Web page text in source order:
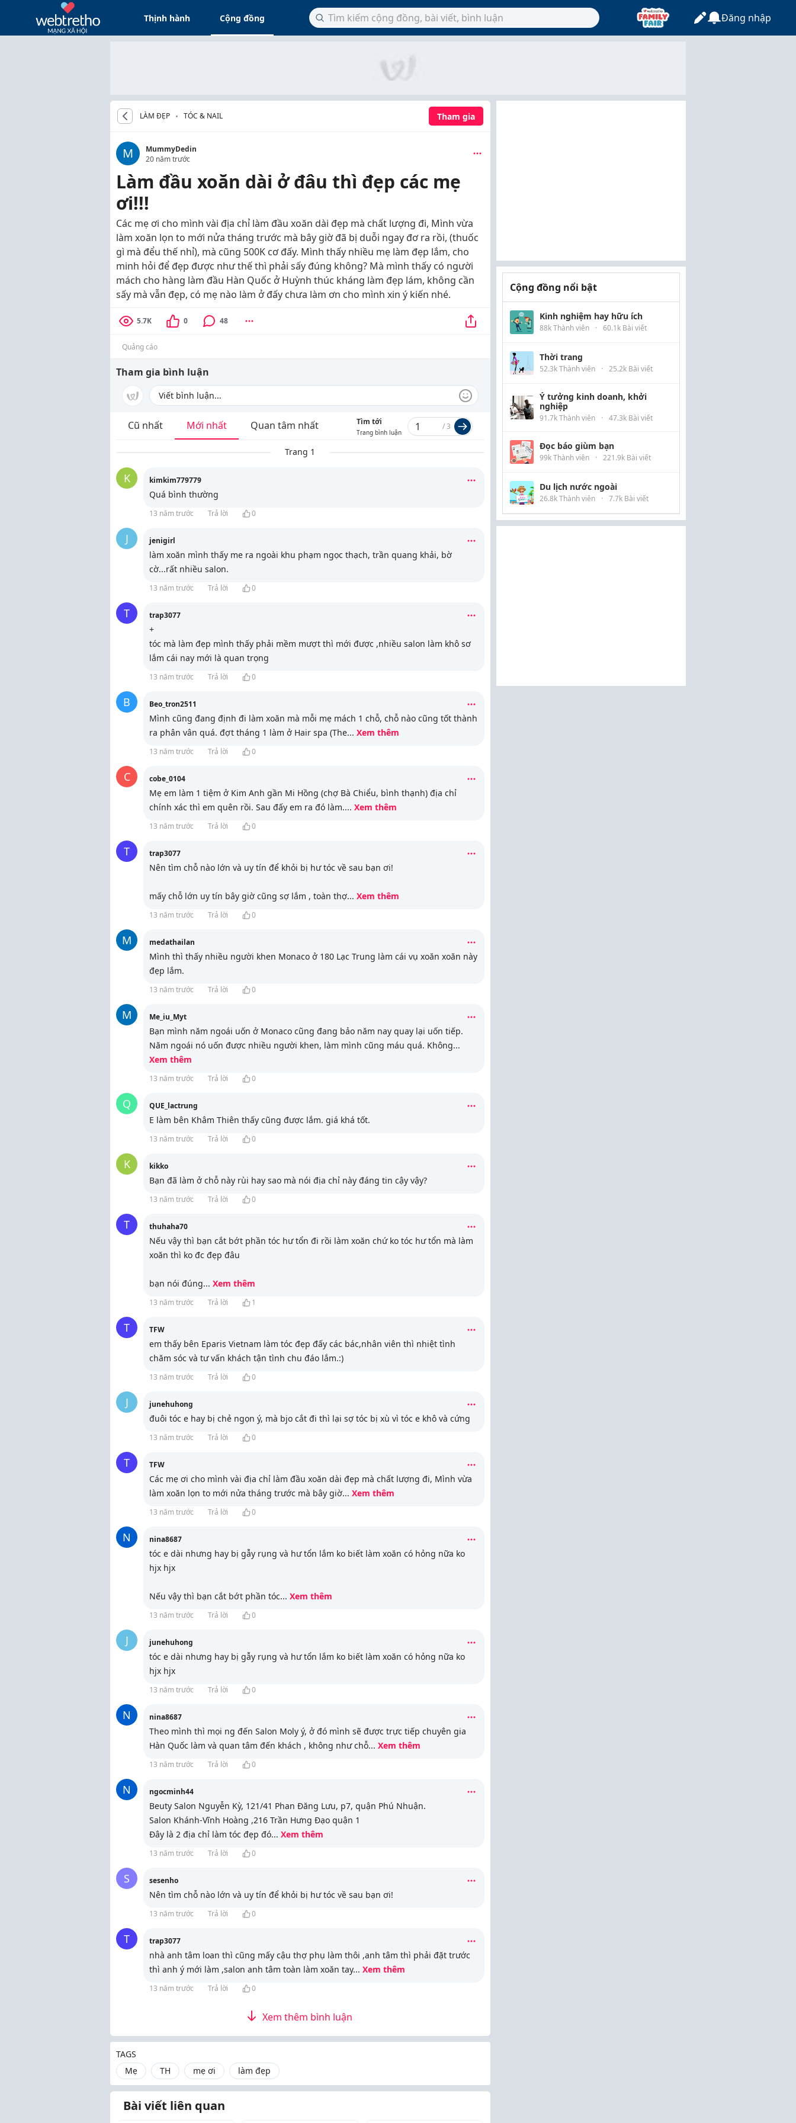
Thịnh hành Cộng đồng Đăng nhập
LÀM ĐẸP TÓC & NAIL Tham gia
M
MummyDedin
20 năm trước
Làm đầu xoăn dài ở đâu thì đẹp các mẹ
ơi!!!
Các mẹ ơi cho mình vài địa chỉ làm đầu xoăn dài đẹp mà chất lượng đi, Mình vừa
làm xoăn lọn to mới nửa tháng trước mà bây giờ đã bị duỗi ngay đơ ra rồi, (thuốc
gì mà đểu thế nhỉ), mà cũng 500K cơ đấy. Mình thấy nhiều mẹ làm đẹp lắm, cho
minh hỏi để đẹp được như thế thì phải sấy đúng không? Mà mình thấy có người
mách cho hàng làm đầu Hàn Quốc ở Huỳnh thúc kháng làm đẹp lám, không cần
sấy mà vẫn đẹp, có mẹ nào làm ở đấy chưa làm ơn cho mình xin ý kiến nhé.
5.7K 0 48
Quảng cáo
Tham gia bình luận
Cũ nhất Mới nhất Quan tâm nhất Tìm tới
Trang bình luận
/3
Trang 1
K kimkim779779
Quá bình thường
13 năm trước Trả lời 0
J jenigirl
làm xoăn mình thấy me ra ngoài khu phạm ngọc thạch, trần quang khải, bờ
cờ...rất nhiều salon.
13 năm trước Trả lời 0
T trap3077
+
tóc mà làm đẹp mình thấy phải mềm mượt thì mới được ,nhiều salon làm khô sơ
lắm cái nay mới là quan trọng
13 năm trước Trả lời 0
B Beo_tron2511
Mình cũng đang định đi làm xoăn mà mỗi mẹ mách 1 chỗ, chỗ nào cũng tốt thành
ra phân vân quá. đợt tháng 1 làm ở Hair spa (The... Xem thêm
13 năm trước Trả lời 0
C cobe_0104
Mẹ em làm 1 tiệm ở Kim Anh gần Mi Hồng (chợ Bà Chiểu, bình thạnh) địa chỉ
chính xác thì em quên rồi. Sau đấy em ra đó làm.... Xem thêm
13 năm trước Trả lời 0
T trap3077
Nên tìm chỗ nào lớn và uy tín để khỏi bị hư tóc về sau bạn ơi!
mấy chỗ lớn uy tín bây giờ cũng sợ lắm , toàn thợ... Xem thêm
13 năm trước Trả lời 0
M medathailan
Mình thì thấy nhiều người khen Monaco ở 180 Lạc Trung làm cái vụ xoăn xoăn này
đẹp lắm.
13 năm trước Trả lời 0
M Me_iu_Myt
Bạn mình năm ngoái uốn ở Monaco cũng đang bảo năm nay quay lại uốn tiếp.
Năm ngoái nó uốn được nhiều người khen, làm mình cũng máu quá. Không...
Xem thêm
13 năm trước Trả lời 0
Q QUE_lactrung
E làm bên Khâm Thiên thấy cũng được lắm. giá khá tốt.
13 năm trước Trả lời 0
K kikko
Bạn đã làm ở chỗ này rùi hay sao mà nói địa chỉ này đáng tin cậy vậy?
13 năm trước Trả lời 0
T thuhaha70
Nếu vậy thì bạn cắt bớt phần tóc hư tổn đi rồi làm xoăn chứ ko tóc hư tổn mà làm
xoăn thì ko đc đẹp đâu
bạn nói đúng... Xem thêm
13 năm trước Trả lời 1
T TFW
em thấy bên Eparis Vietnam làm tóc đẹp đấy các bác,nhân viên thì nhiệt tình
chăm sóc và tư vấn khách tận tình chu đáo lắm.:)
13 năm trước Trả lời 0
J junehuhong
đuôi tóc e hay bị chẻ ngọn ý, mà bjo cắt đi thì lại sợ tóc bị xù vì tóc e khô và cứng
13 năm trước Trả lời 0
T TFW
Các mẹ ơi cho mình vài địa chỉ làm đầu xoăn dài đẹp mà chất lượng đi, Mình vừa
làm xoăn lọn to mới nửa tháng trước mà bây giờ... Xem thêm
13 năm trước Trả lời 0
N nina8687
tóc e dài nhưng hay bị gẫy rụng và hư tổn lắm ko biết làm xoăn có hỏng nữa ko
hjx hjx
Nếu vậy thì bạn cắt bớt phần tóc... Xem thêm
13 năm trước Trả lời 0
J junehuhong
tóc e dài nhưng hay bị gẫy rụng và hư tổn lắm ko biết làm xoăn có hỏng nữa ko
hjx hjx
13 năm trước Trả lời 0
N nina8687
Theo mình thì mọi ng đến Salon Moly ý, ở đó mình sẽ được trực tiếp chuyên gia
Hàn Quốc làm và quan tâm đến khách , không như chỗ... Xem thêm
13 năm trước Trả lời 0
N ngocminh44
Beuty Salon Nguyễn Kỳ, 121/41 Phan Đăng Lưu, p7, quận Phú Nhuận.
Salon Khánh-Vĩnh Hoàng ,216 Trần Hưng Đạo quận 1
Đây là 2 địa chỉ làm tóc đẹp đó... Xem thêm
13 năm trước Trả lời 0
S sesenho
Nên tìm chỗ nào lớn và uy tín để khỏi bị hư tóc về sau bạn ơi!
13 năm trước Trả lời 0
T trap3077
nhà anh tâm loan thì cũng mấy cậu thợ phụ làm thôi ,anh tâm thì phải đặt trước
thì anh ý mới làm ,salon anh tâm toàn làm xoăn tay... Xem thêm
13 năm trước Trả lời 0
Xem thêm bình luận
TAGS
Mẹ
TH mẹ ơi làm đẹp
Bài viết liên quan
Cộng đồng nổi bật
Kinh nghiệm hay hữu ích
88k Thành viên · 60.1k Bài viết
Thời trang
52.3k Thành viên · 25.2k Bài viết
Ý tưởng kinh doanh, khởi
nghiệp
91.7k Thành viên · 47.3k Bài viết
Đọc báo giùm bạn
99k Thành viên · 221.9k Bài viết
Du lịch nước ngoài
26.8k Thành viên · 7.7k Bài viết